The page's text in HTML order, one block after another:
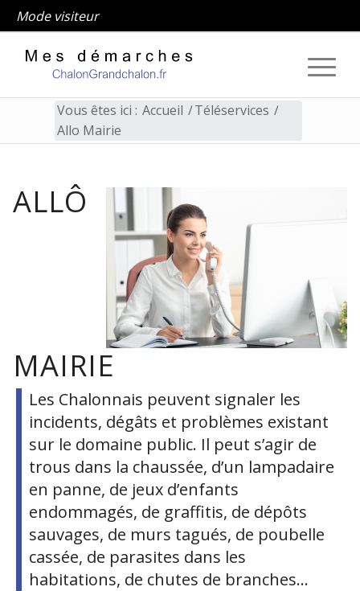
Mode visiteur
Vous êtes ici : Accueil /Téléservices /
Allo Mairie
ALLÔ
MAIRIE
Les Chalonnais peuvent signaler les
incidents, dégâts et problèmes existant
sur le domaine public. Il peut s’agir de
trous dans la chaussée, d’un lampadaire
en panne, de jeux d’enfants
endommagés, de graffitis, de dépôts
sauvages, de murs tagués, de poubelle
cassée, de parasites dans les
habitations, de chutes de branches…